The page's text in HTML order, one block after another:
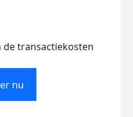
transactiekosten
nu